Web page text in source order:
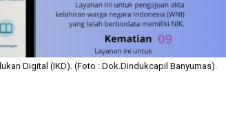
Digital (IKD). (Foto : Dok.Dindukcapil Banyumas).